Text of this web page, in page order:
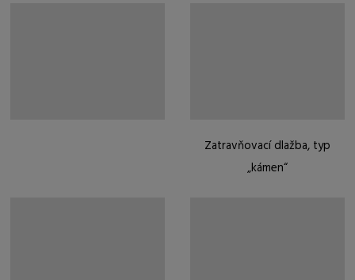
Zatravňovací dlažba, typ
„kámen“